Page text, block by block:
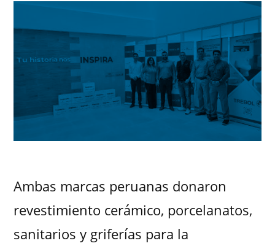
Ambas marcas peruanas donaron
revestimiento cerámico, porcelanatos,
sanitarios y griferías para la